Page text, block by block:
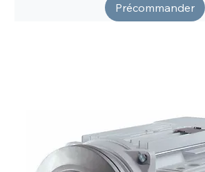
Précommander